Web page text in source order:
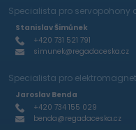
Specialista pro servopohony
Stanislav Šimůnek
+420 731 521 791
simunek@regadaceska.cz
Specialista pro
Jaroslav Benda
+420 734 155 029
benda@regadaceska.cz